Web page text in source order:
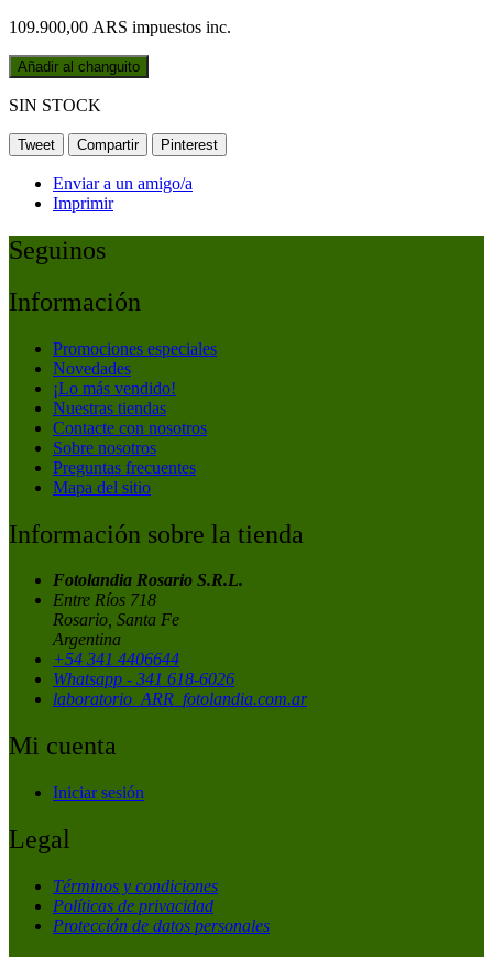
109.900,00 ARS impuestos inc.
Añadir al changuito
SIN STOCK
Tweet Compartir Pinterest
Enviar a un amigo/a
Imprimir
Seguinos
Información
Promociones especiales
Novedades
¡Lo más vendido!
Nuestras tiendas
Contacte con nosotros
Sobre nosotros
Preguntas frecuentes
Mapa del sitio
Información sobre la tienda
Fotolandia Rosario S.R.L.
Entre Ríos 718
Rosario, Santa Fe
Argentina
+54 341 4406644
Whatsapp - 341 618-6026
laboratorio_ARR_fotolandia.com.ar
Mi cuenta
Iniciar sesión
Legal
Términos y condiciones
Políticas de privacidad
Protección de datos personales